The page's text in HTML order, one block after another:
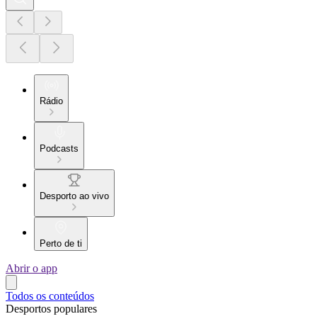
Rádio
Podcasts
Desporto ao vivo
Perto de ti
Abrir o app
Todos os conteúdos
Desportos populares